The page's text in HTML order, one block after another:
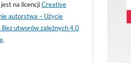
na licencjiCreative
autorstwa – Użycie
Bez utworów zależnych 4.0
.